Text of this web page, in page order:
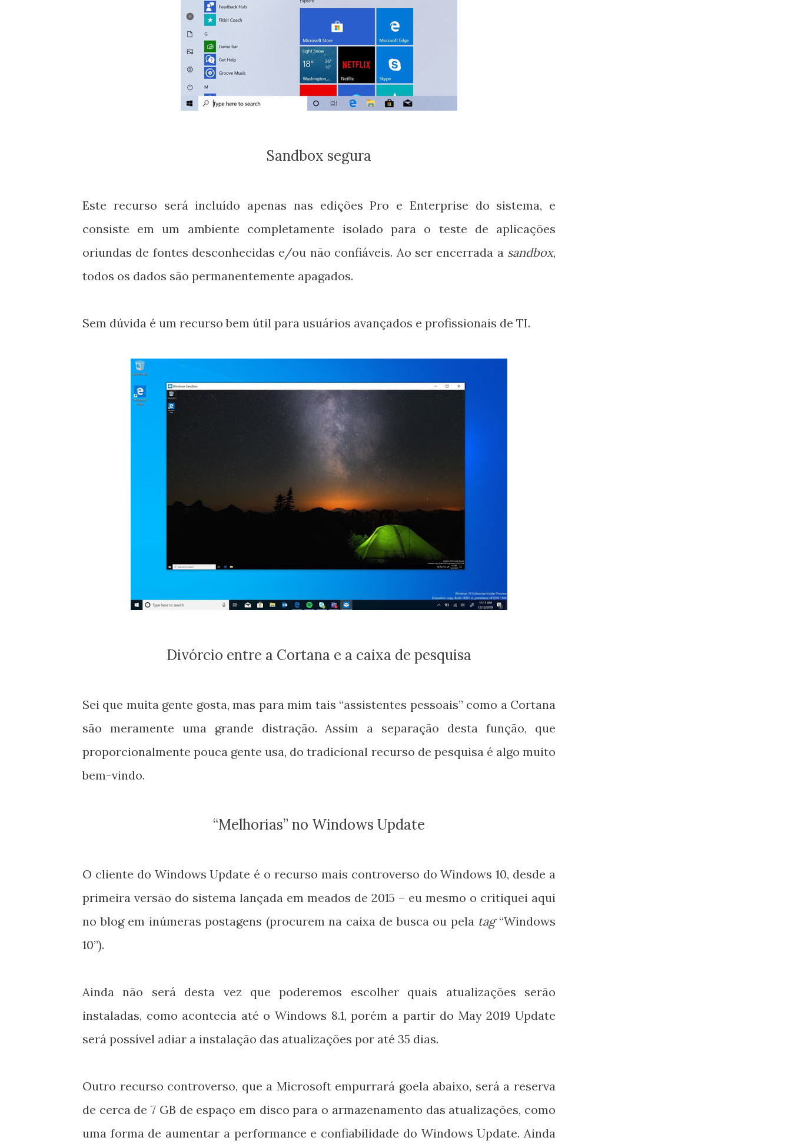
Sandbox segura
Este recurso será incluído apenas nas edições Pro e Enterprise do sistema, e
consiste em um ambiente completamente isolado para o teste de aplicações
oriundas de fontes desconhecidas e/ou não confiáveis. Ao ser encerrada a sandbox,
todos os dados são permanentemente apagados.
Sem dúvida é um recurso bem útil para usuários avançados e profissionais de TI.
Divórcio entre a Cortana e a caixa de pesquisa
Sei que muita gente gosta, mas para mim tais “assistentes pessoais” como a Cortana
são meramente uma grande distração. Assim a separação desta função, que
proporcionalmente pouca gente usa, do tradicional recurso de pesquisa é algo muito
bem-vindo.
“Melhorias” no Windows Update
O cliente do Windows Update é o recurso mais controverso do Windows 10, desde a
primeira versão do sistema lançada em meados de 2015 – eu mesmo o critiquei aqui
no blog em inúmeras postagens (procurem na caixa de busca ou pela tag“Windows
10”).
Ainda não será desta vez que poderemos escolher quais atualizações serão
instaladas, como acontecia até o Windows 8.1, porém a partir do May 2019 Update
será possível adiar a instalação das atualizações por até 35 dias.
Outro recurso controverso, que a Microsoft empurrará goela abaixo, será a reserva
de cerca de 7 GB de espaço em disco para o armazenamento das atualizações, como
uma forma de aumentar a performance e confiabilidade do Windows Update. Ainda